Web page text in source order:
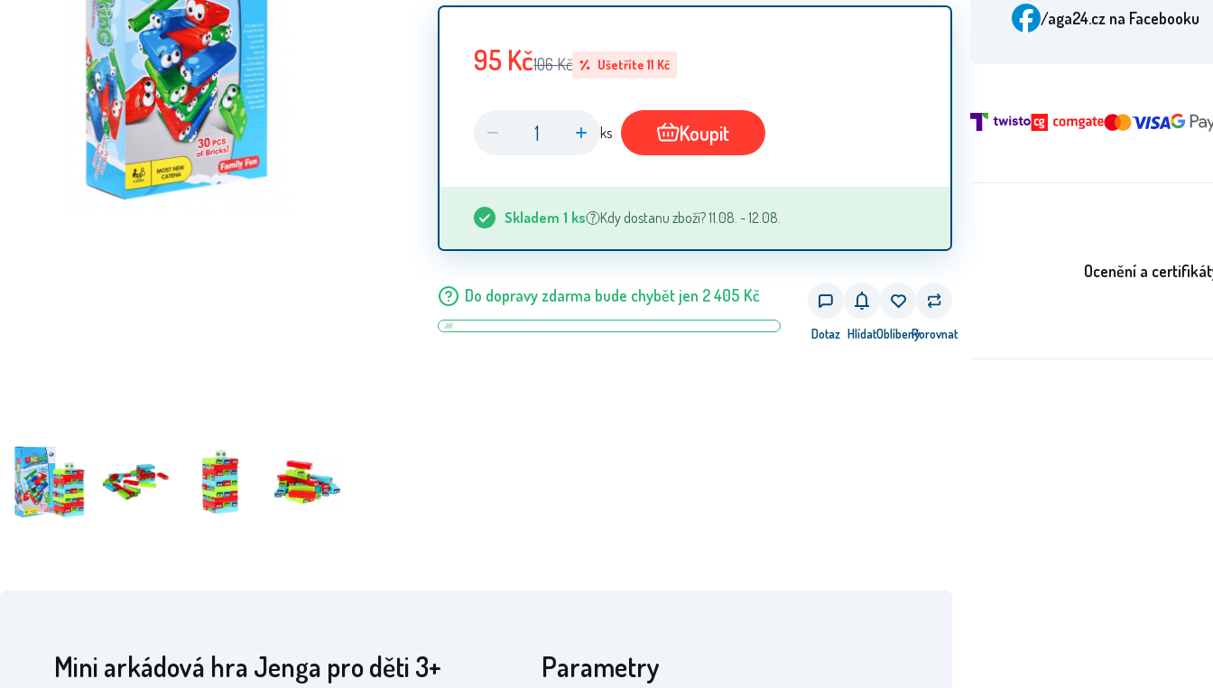
95 Kč106Kč Ušetříte 11 Kč
ks Koupit
Skladem 1 ks Kdy dostanu zboží? 11.08. - 12.08.
Do dopravy zdarma bude chybět jen 2 405 Kč
Dotaz HlídatOblíbenýPorovnat
Mini arkádová hra Jenga pro děti 3+
Parametry
/aga24.cz na Facebooku
Ocenění a